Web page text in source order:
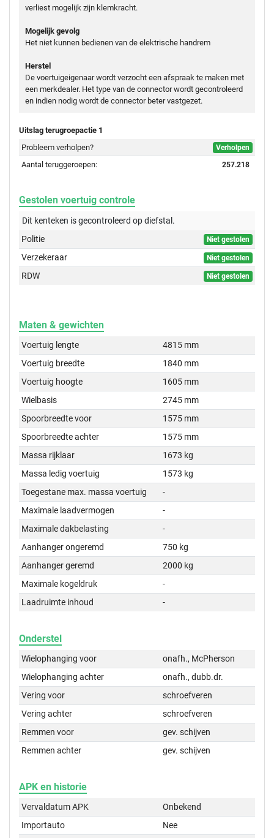
verliest mogelijk zijn klemkracht.
Mogelijk gevolg
Het niet kunnen bedienen van de elektrische handrem
Herstel
De voertuigeigenaar wordt verzocht een afspraak te maken met
een merkdealer. Het type van de connector wordt gecontroleerd
en indien nodig wordt de connector beter vastgezet.
Uitslag terugroepactie 1
Probleem verholpen?
Verholpen
Aantal teruggeroepen: 257.218
Gestolen voertuig controle
Dit kenteken is gecontroleerd opdiefstal.
Politie
Niet gestolen
Verzekeraar Niet gestolen
RDW Niet gestolen
Maten & gewichten
Voertuig lengte
4815 mm
Voertuig breedte
1840 mm
Voertuig hoogte
1605 mm
Wielbasis
2745 mm
Spoorbreedte voor
1575 mm
Spoorbreedte achter
1575 mm
Massa rijklaar
1673 kg
Massa ledig voertuig
1573 kg
Toegestane max. massa voertuig
-
Maximale laadvermogen
-
Maximale dakbelasting
-
Aanhanger ongeremd
750 kg
Aanhanger geremd
2000 kg
Maximale kogeldruk
-
Laadruimte inhoud
-
Onderstel
Wielophanging voor
onafh., McPherson
Wielophanging achter
onafh., dubb.dr.
Vering voor
schroefveren
Vering achter
schroefveren
Remmen voor
gev. schijven
Remmen achter
gev. schijven
APK en historie
Vervaldatum APK
Onbekend
Importauto
Nee